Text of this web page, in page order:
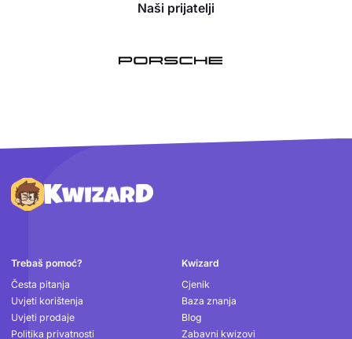
Naši prijatelji
Podnožje
Trebaš pomoć?
Česta pitanja
Uvjeti korištenja
Uvjeti prodaje
Politika privatnosti
Kwizard
Cjenik
Baza znanja
Blog
Zabavni kwizovi